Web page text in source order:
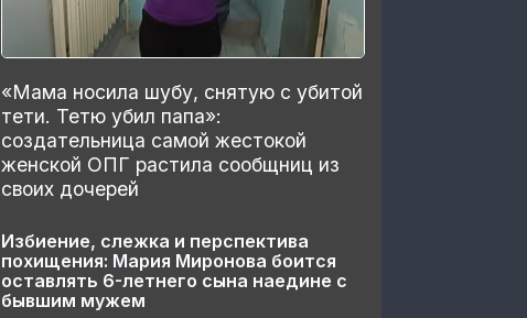
«Мама носила шубу, снятую с убитой
тети. Тетю убил папа»:
создательница самой жестокой
женской ОПГ растила сообщниц из
своих дочерей
Избиение, слежка и перспектива
похищения: Мария Миронова боится
оставлять 6-летнего сына наедине с
бывшим мужем